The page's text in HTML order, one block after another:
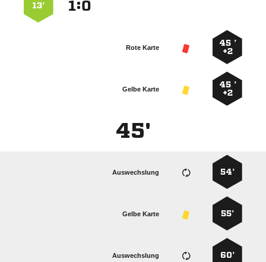
:
13’
45 ’
+2
Rote Karte
45 ’
+2
Gelbe Karte
45'
54’
Auswechslung
55’
Gelbe Karte
60’
Auswechslung